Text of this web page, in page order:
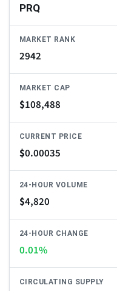
PRQ
MARKET RANK
2942
MARKET CAP
$108,488
CURRENT PRICE
$0.00035
24-HOUR VOLUME
$4,820
24-HOUR CHANGE
0.01%
CIRCULATING SUPPLY